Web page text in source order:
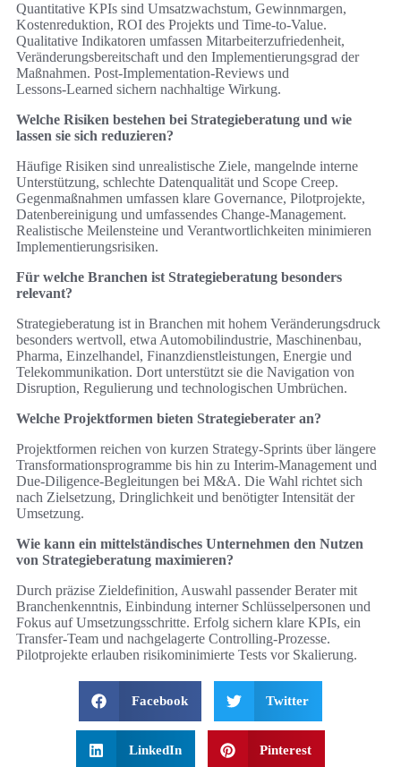
Quantitative KPIs sind Umsatzwachstum, Gewinnmargen,
Kostenreduktion, ROI des Projekts und Time‑to‑Value.
Qualitative Indikatoren umfassen Mitarbeiterzufriedenheit,
Veränderungsbereitschaft und den Implementierungsgrad der
Maßnahmen. Post‑Implementation‑Reviews und
Lessons‑Learned sichern nachhaltige Wirkung.
Welche Risiken bestehen bei Strategieberatung und wie
lassen sie sich reduzieren?
Häufige Risiken sind unrealistische Ziele, mangelnde interne
Unterstützung, schlechte Datenqualität und Scope Creep.
Gegenmaßnahmen umfassen klare Governance, Pilotprojekte,
Datenbereinigung und umfassendes Change‑Management.
Realistische Meilensteine und Verantwortlichkeiten minimieren
Implementierungsrisiken.
Für welche Branchen ist Strategieberatung besonders
relevant?
Strategieberatung ist in Branchen mit hohem Veränderungsdruck
besonders wertvoll, etwa Automobilindustrie, Maschinenbau,
Pharma, Einzelhandel, Finanzdienstleistungen, Energie und
Telekommunikation. Dort unterstützt sie die Navigation von
Disruption, Regulierung und technologischen Umbrüchen.
Welche Projektformen bieten Strategieberater an?
Projektformen reichen von kurzen Strategy‑Sprints über längere
Transformationsprogramme bis hin zu Interim‑Management und
Due‑Diligence‑Begleitungen bei M&A. Die Wahl richtet sich
nach Zielsetzung, Dringlichkeit und benötigter Intensität der
Umsetzung.
Wie kann ein mittelständisches Unternehmen den Nutzen
von Strategieberatung maximieren?
Durch präzise Zieldefinition, Auswahl passender Berater mit
Branchenkenntnis, Einbindung interner Schlüsselpersonen und
Fokus auf Umsetzungsschritte. Erfolg sichern klare KPIs, ein
Transfer‑Team und nachgelagerte Controlling‑Prozesse.
Pilotprojekte erlauben risikominimierte Tests vor Skalierung.
Facebook Twitter
LinkedIn Pinterest